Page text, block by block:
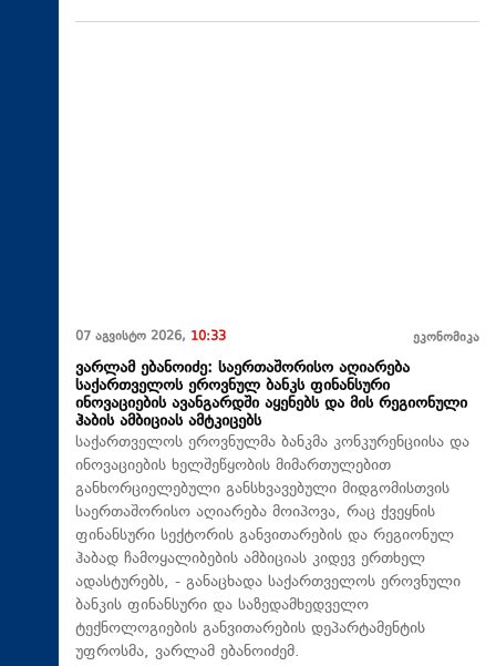
07 აგვისტო 2026, 10:33 ეკონომიკა
ვარლამ ებანოიძე: საერთაშორისო აღიარება
საქართველოს ეროვნულ ბანკს ფინანსური
ინოვაციების ავანგარდში აყენებს და მის რეგიონული
ჰაბის ამბიციას ამტკიცებს
საქართველოს ეროვნულმა ბანკმა კონკურენციისა და
ინოვაციების ხელშეწყობის მიმართულებით
განხორციელებული განსხვავებული მიდგომისთვის
საერთაშორისო აღიარება მოიპოვა, რაც ქვეყნის
ფინანსური სექტორის განვითარების და რეგიონულ
ჰაბად ჩამოყალიბების ამბიციას კიდევ ერთხელ
ადასტურებს, - განაცხადა საქართველოს ეროვნული
ბანკის ფინანსური და საზედამხედველო
ტექნოლოგიების განვითარების დეპარტამენტის
უფროსმა, ვარლამ ებანოიძემ.